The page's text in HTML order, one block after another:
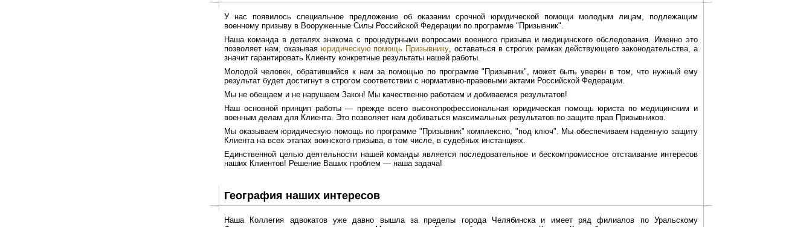
У нас появилось специальное предложение об оказании срочной юридической помощи молодым лицам, подлежащим
военному призыву в Вооруженные Силы Российской Федерации по программе "Призывник".
Наша команда в деталях знакома с процедурными вопросами военного призыва и медицинского обследования. Именно это
позволяет нам, оказывая юридическую помощь Призывнику, оставаться в строгих рамках действующего законодательства, а
значит гарантировать Клиенту конкретные результаты нашей работы.
Молодой человек, обратившийся к нам за помощью по программе "Призывник", может быть уверен в том, что нужный ему
результат будет достигнут в строгом соответствии с нормативно-правовыми актами Российской Федерации.
Мы не обещаем и не нарушаем Закон! Мы качественно работаем и добиваемся результатов!
Наш основной принцип работы — прежде всего высокопрофессиональная юридическая помощь юриста по медицинским и
военным делам для Клиента. Это позволяет нам добиваться максимальных результатов по защите прав Призывников.
Мы оказываем юридическую помощь по программе "Призывник" комплексно, "под ключ". Мы обеспечиваем надежную защиту
Клиента на всех этапах воинского призыва, в том числе, в судебных инстанциях.
Единственной целью деятельности нашей команды является последовательное и бескомпромиссное отстаивание интересов
наших Клиентов! Решение Ваших проблем — наша задача!
География наших интересов
Наша Коллегия адвокатов уже давно вышла за пределы города Челябинска и имеет ряд филиалов по Уральскому